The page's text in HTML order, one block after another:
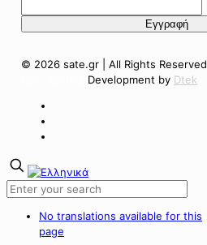
© 2026 sate.gr | All Rights Reserved
Development by Dtek
No translations available for this
page